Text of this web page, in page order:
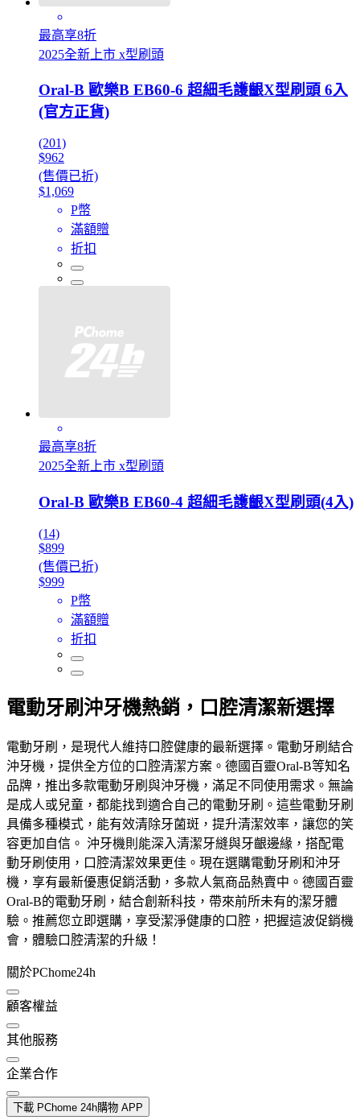
最高享8折
2025全新上市 x型刷頭
Oral-B 歐樂B EB60-6 超細毛護齦X型刷頭 6入
(官方正貨)
(201)
$962
(售價已折)
$1,069
P幣
滿額贈
折扣
最高享8折
2025全新上市 x型刷頭
Oral-B 歐樂B EB60-4 超細毛護齦X型刷頭(4入)
(14)
$899
(售價已折)
$999
P幣
滿額贈
折扣
電動牙刷沖牙機熱銷，口腔清潔新選擇
電動牙刷，是現代人維持口腔健康的最新選擇。電動牙刷結合
沖牙機，提供全方位的口腔清潔方案。德國百靈Oral-B等知名
品牌，推出多款電動牙刷與沖牙機，滿足不同使用需求。無論
是成人或兒童，都能找到適合自己的電動牙刷。這些電動牙刷
具備多種模式，能有效清除牙菌斑，提升清潔效率，讓您的笑
容更加自信。 沖牙機則能深入清潔牙縫與牙齦邊緣，搭配電
動牙刷使用，口腔清潔效果更佳。現在選購電動牙刷和沖牙
機，享有最新優惠促銷活動，多款人氣商品熱賣中。德國百靈
Oral-B的電動牙刷，結合創新科技，帶來前所未有的潔牙體
驗。推薦您立即選購，享受潔淨健康的口腔，把握這波促銷機
會，體驗口腔清潔的升級！
關於PChome24h
顧客權益
其他服務
企業合作
下載 PChome 24h購物 APP